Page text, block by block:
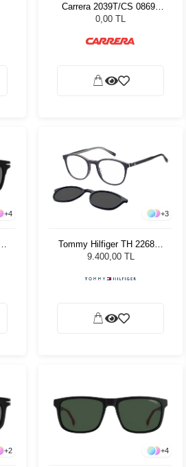
Carrera 2039T/CS 08699
48
0,00 TL
+4 +3
Tommy Hilfiger TH 2268/C
PJP51 Unisex Güneş
Gözlüğü
9.400,00 TL
+2 +4